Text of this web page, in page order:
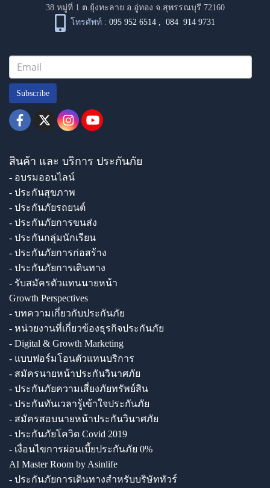
38 หมู่ที่ 1 ต.ยุ้งทะลาย อ.อู่ทอง จ.สุพรรณบุรี 72160
โทรศัพท์ : 095 952 6514 ,084 914 9731
Subscribe
สินค้า และ บริการ ประกันภัย
- อบรมออนไลน์
- ประกันสุขภาพ
- ประกันภัยรถยนต์
- ประกันภัยการขนส่ง
- ประกันกลุ่มนักเรียน
- ประกันภัยการก่อสร้าง
- ประกันภัยการเดินทาง
- รับสมัครตัวแทนนายหน้า
Growth Perspectives
- บทความเกี่ยวกับประกันภัย
- หน่วยงานที่เกี่ยวข้องธุรกิจประกันภัย
- Digital & Growth Marketing
- แบบฟอร์มโอนตัวแทนบริการ
- สมัครนายหน้าประกันวินาศภัย
- ประกันภัยความเสี่ยงภัยทรัพย์สิน
- ประกันทันเวลารู้เข้าใจประกันภัย
- สมัครสอบนายหน้าประกันวินาศภัย
- ประกันภัยโควิด Covid 2019
- เงื่อนไขการผ่อนเบี้ยประกันภัย 0%
AI Master Room by Asinlife
- ประกันภัยการเดินทางสำหรับบริษัททัวร์